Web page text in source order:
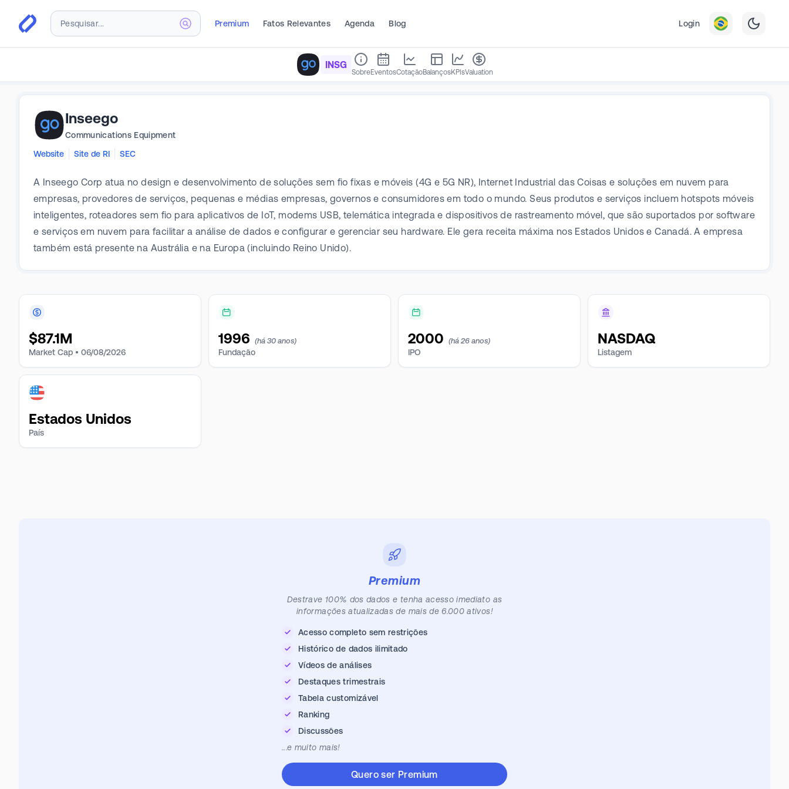
Premium Fatos Relevantes Agenda Blog Login
INSG
SobreEventosCotaçãoBalançosKPIsValuation
Inseego
Communications Equipment
Website
Site de RI SEC
A Inseego Corp atua no design e desenvolvimento de soluções sem fio fixas e móveis (4G e 5G NR), Internet Industrial das Coisas e soluções em nuvem para
empresas, provedores de serviços, pequenas e médias empresas, governos e consumidores em todo o mundo. Seus produtos e serviços incluem hotspots móveis
inteligentes, roteadores sem fio para aplicativos de IoT, modems USB, telemática integrada e dispositivos de rastreamento móvel, que são suportados por software
e serviços em nuvem para facilitar a análise de dados e configurar e gerenciar seu hardware. Ele gera receita máxima nos Estados Unidos e Canadá. A empresa
também está presente na Austrália e na Europa (incluindo Reino Unido).
$87.1M
Market Cap • 06/08/2026
1996 (há 30 anos)
Fundação
2000 (há 26 anos)
IPO
NASDAQ
Listagem
Estados Unidos
País
Premium
Destrave 100% dos dados e tenha acesso imediato as
informações atualizadas de mais de 6.000 ativos!
Acesso completo sem restrições
Histórico de dados ilimitado
Vídeos de análises
Destaques trimestrais
Tabela customizável
Ranking
Discussões
...e muito mais!
Quero ser Premium